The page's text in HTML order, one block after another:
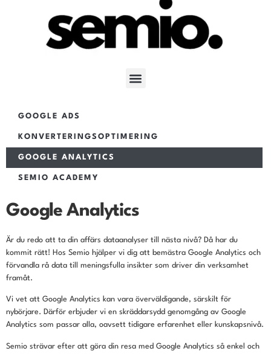
GOOGLE ADS
KONVERTERINGSOPTIMERING
GOOGLE ANALYTICS
SEMIO ACADEMY
Google Analytics
Är du redo att ta din affärs dataanalyser till nästa nivå? Då har du
kommit rätt! Hos Semio hjälper vi dig att bemästra Google Analytics och
förvandla rå data till meningsfulla insikter som driver din verksamhet
framåt.
Vi vet att Google Analytics kan vara överväldigande, särskilt för
nybörjare. Därför erbjuder vi en skräddarsydd genomgång av Google
Analytics som passar alla, oavsett tidigare erfarenhet eller kunskapsnivå.
Semio strävar efter att göra din resa med Google Analytics så enkel och